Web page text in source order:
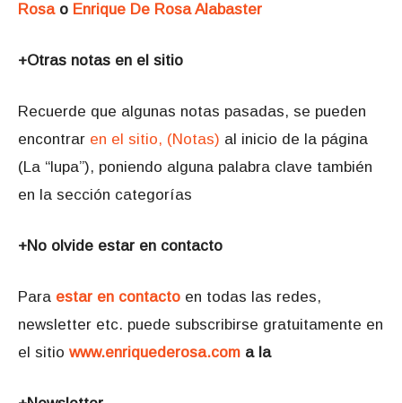
Rosao Enrique De Rosa Alabaster
+Otras notas en el sitio
Recuerde que algunas notas pasadas, se pueden
encontrar en el sitio, (Notas) al inicio de la página
(La “lupa”), poniendo alguna palabra clave también
en la sección categorías
+No olvide estar en contacto
Para estar en contacto en todas las redes,
newsletter etc. puede subscribirse gratuitamente en
el sitio www.enriquederosa.com a la